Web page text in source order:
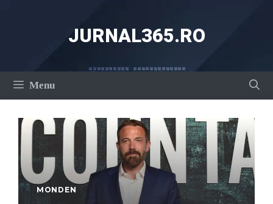
JURNAL365.RO
Menu
MONDEN